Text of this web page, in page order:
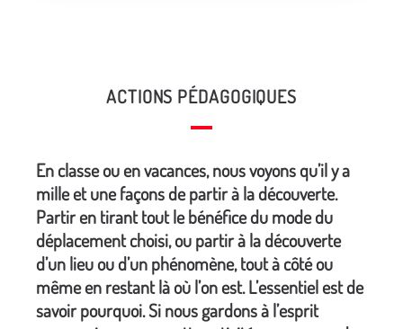
ACTIONS PÉDAGOGIQUES
En classe ou en vacances, nous voyons qu’il y a
mille et une façons de partir à la découverte.
Partir en tirant tout le bénéfice du mode du
déplacement choisi, ou partir à la découverte
d’un lieu ou d’un phénomène, tout à côté ou
même en restant là où l’on est. L’essentiel est de
savoir pourquoi. Si nous gardons à l’esprit